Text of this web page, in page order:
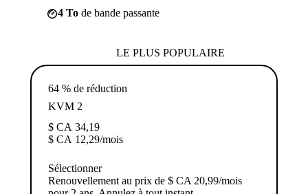
4 To de bande passante
LE PLUS POPULAIRE
64 % de réduction
KVM 2
$ CA 34,19
$ CA 12,29/mois
Sélectionner
Renouvellement au prix de $ CA 20,99/mois